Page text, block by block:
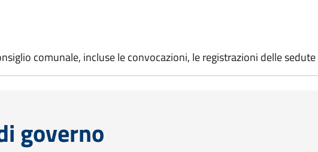
comunale, incluse le convocazioni, le registrazioni delle
governo